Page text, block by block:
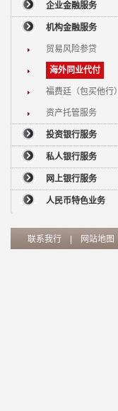
企业金融服务
机构金融服务
贸易风险参贷
海外同业代付
福费廷（包买他行）
资产托管服务
投资银行服务
私人银行服务
网上银行服务
人民币特色业务
联系我行 网站地图